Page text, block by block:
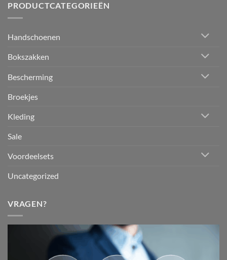
PRODUCTCATEGORIEËN
Handschoenen
Bokszakken
Bescherming
Broekjes
Kleding
Sale
Voordeelsets
Uncategorized
VRAGEN?